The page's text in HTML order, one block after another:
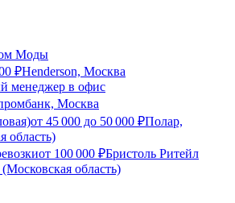
Моды
₽Henderson, Москва
менеджер в офис
Москва
от 45 000 до 50 000 ₽Полар,
область)
от 100 000 ₽Бристоль Ритейл
область)